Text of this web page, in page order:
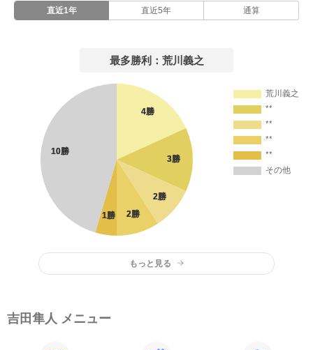
直近1年 直近5年 通算
最多勝利：荒川義之
もっと見る
吉田隼人 メニュー